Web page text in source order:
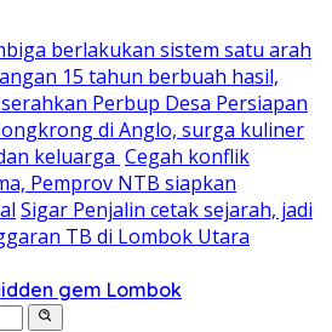
berlakukan sistem satu arah
15 tahun berbuah hasil,
Perbup Desa Persiapan
di Anglo, surga kuliner
keluarga Cegah konflik
Pemprov NTB siapkan
Sigar Penjalin cetak sejarah, jadi
TB di Lombok Utara
gem Lombok